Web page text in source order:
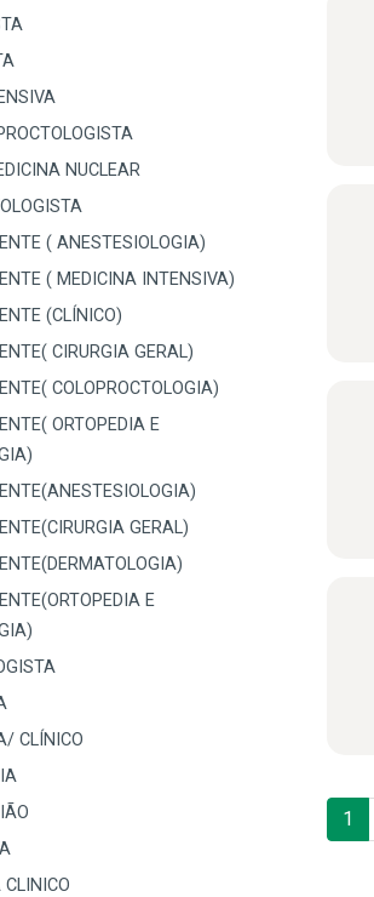
1
NUCLEAR
( ANESTESIOLOGIA)
( MEDICINA INTENSIVA)
(CLÍNICO)
CIRURGIA GERAL)
COLOPROCTOLOGIA)
ORTOPEDIA E
GERAL)
E
CLÍNICO
CLINICO